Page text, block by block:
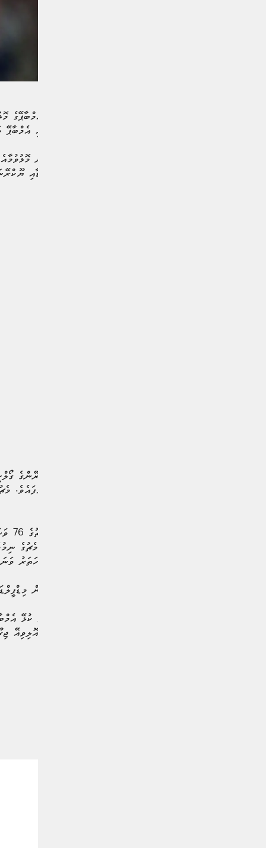
ކޮލިފައިވެއްޖެއެވެ. މި މެޗުގައި
ފްރާންސްގައި ކުޅުނު މިމެޗުން
މެޗުގެ ފުރަތަމަ ހާފުގައި ޔޫކްރޭންގެ
އިތުރަށް ބޮޑުކޮށްފައެވެ. މި މެޗުގެ
ބޯޅަ ފޮނުވާލައި ފްރާންސްގެ ހަތަރު
މި މެޗުގައި ފްރާންސްގެ ޒުވާން